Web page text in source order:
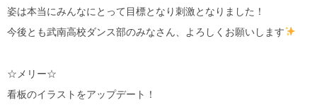
姿は本当にみんなにとって目標となり刺激となりました！
今後とも武南高校ダンス部のみなさん、よろしくお願いします
☆メリー☆
看板のイラストをアップデート！